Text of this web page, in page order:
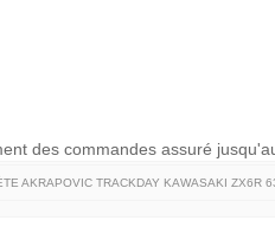
des commandes assuré
AKRAPOVIC TRACKDAY KAWASAKI ZX6R